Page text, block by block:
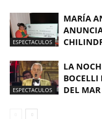
ESPECTACULOS
MARÍA
ESPECTACULOS
LA
BOCELLI
DEL MAR